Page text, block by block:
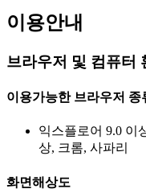
이용안내
브라우저 및 컴퓨터
이용가능한 브라우저 종
익스플로어 9.0 이
상, 크롬, 사파리
화면해상도